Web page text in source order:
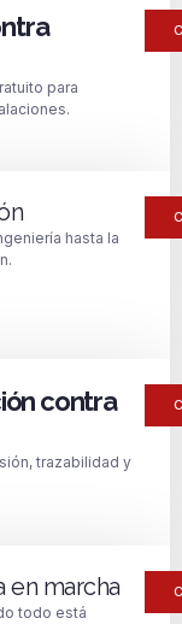
para
hasta la
contra
trazabilidad y
en marcha
todo está